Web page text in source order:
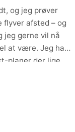
og jeg prøver
flyver afsted – og
jeg gerne vil nå
at være. Jeg har
planer der lige